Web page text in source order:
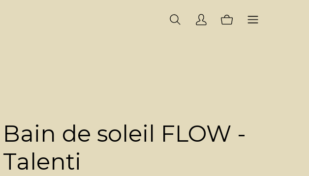
Bain de soleil FLOW -
Talenti